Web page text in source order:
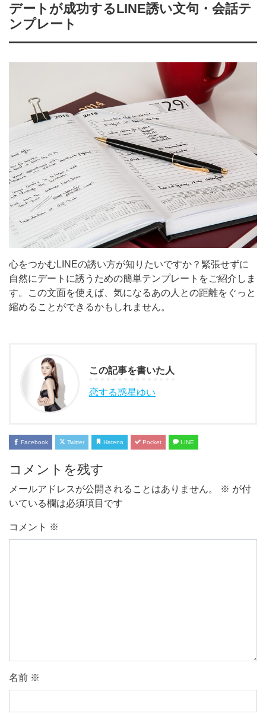
デートが成功するLINE誘い文句・会話テ
ンプレート
心をつかむLINEの誘い方が知りたいですか？緊張せずに
自然にデートに誘うための簡単テンプレートをご紹介しま
す。この文面を使えば、気になるあの人との距離をぐっと
縮めることができるかもしれません。
この記事を書いた人
恋する惑星ゆい
Facebook Twitter Hatena Pocket LINE
コメントを残す
メールアドレスが公開されることはありません。 ※ が付
いている欄は必須項目です
コメント ※
名前 ※